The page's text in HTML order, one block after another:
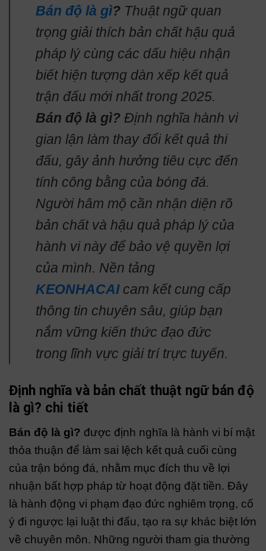
Bán độ là gì? Thuật ngữ quan
trọng giải thích bản chất hậu quả
pháp lý cùng các dấu hiệu nhận
biết hiện tượng dàn xếp kết quả
trận đấu mới nhất trong 2025.
Bán độ là gì? Định nghĩa hành vi
gian lận làm thay đổi kết quả thi
đấu, gây ảnh hưởng tiêu cực đến
tính công bằng của bóng đá.
Người hâm mộ cần nhận diện rõ
bản chất và hậu quả pháp lý của
hành vi này để bảo vệ quyền lợi
của mình. Nền tảng
KEONHACAI cam kết cung cấp
thông tin chuyên sâu, giúp bạn
nắm vững kiến thức đạo đức
trong lĩnh vực giải trí trực tuyến.
Định nghĩa và bản chất thuật ngữ bán độ
là gì? chi tiết
Bán độ là gì? được định nghĩa là hành vi bí mật
thỏa thuận để làm sai lệch kết quả cuối cùng
của trận bóng đá, nhằm mục đích thu về lợi
nhuận bất hợp pháp từ hoạt động đặt tiền. Đây
là hành động vi phạm đạo đức nghiêm trọng, cố
ý đi ngược lại luật thi đấu, tạo ra sự khác biệt lớn
về chuyên môn. Những người tham gia thường